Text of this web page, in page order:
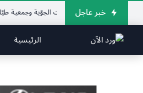
خبر عاجل
اللبناني للرياضات الجوّية وجمعية طيّاري
الرئيسية